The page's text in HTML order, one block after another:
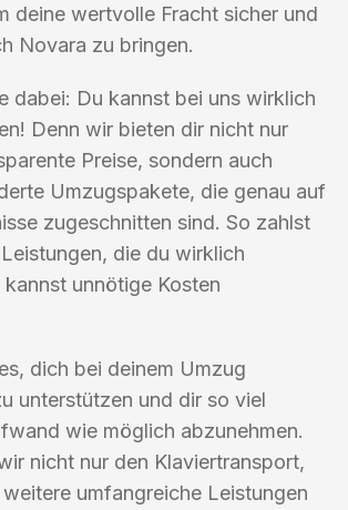
deine wertvolle Fracht sicher und
Novara zu bringen.
dabei: Du kannst bei uns wirklich
Denn wir bieten dir nicht nur
Preise, sondern auch
Umzugspakete, die genau auf
zugeschnitten sind. So zahlst
die du wirklich
unnötige Kosten
dich bei deinem Umzug
unterstützen und dir so viel
wie möglich abzunehmen.
nicht nur den Klaviertransport,
umfangreiche Leistungen